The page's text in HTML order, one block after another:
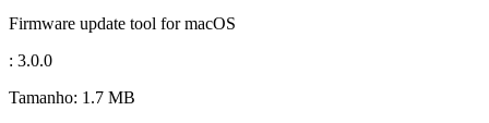
Firmware update tool for macOS
: 3.0.0
Tamanho: 1.7 MB